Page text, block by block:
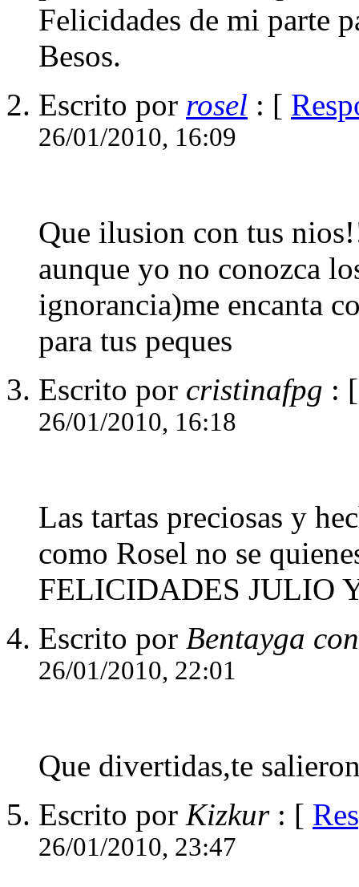
Felicidades de mi parte
Besos.
Escrito por rosel : [
26/01/2010, 16:09
Que ilusion con tus
aunque yo no conozca
ignorancia)me encanta
para tus peques
Escrito por cristinafpg :
26/01/2010, 16:18
Las tartas preciosas y
como Rosel no se
FELICIDADES JULIO
Escrito por Bentayga
26/01/2010, 22:01
Que divertidas,te
Escrito por Kizkur : [
26/01/2010, 23:47